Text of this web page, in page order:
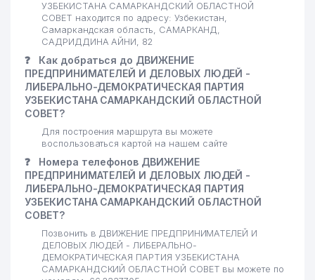
УЗБЕКИСТАНА САМАРКАНДСКИЙ ОБЛАСТНОЙ
СОВЕТ находится по адресу: Узбекистан,
Самаркандская область, САМАРКАНД,
САДРИДДИНА АЙНИ, 82
❓
Как добраться до ДВИЖЕНИЕ
ПРЕДПРИНИМАТЕЛЕЙ И ДЕЛОВЫХ ЛЮДЕЙ -
ЛИБЕРАЛЬНО-ДЕМОКРАТИЧЕСКАЯ ПАРТИЯ
УЗБЕКИСТАНА САМАРКАНДСКИЙ ОБЛАСТНОЙ
СОВЕТ?
Для построения маршрута вы можете
воспользоваться картой на нашем сайте
❓
Номера телефонов ДВИЖЕНИЕ
ПРЕДПРИНИМАТЕЛЕЙ И ДЕЛОВЫХ ЛЮДЕЙ -
ЛИБЕРАЛЬНО-ДЕМОКРАТИЧЕСКАЯ ПАРТИЯ
УЗБЕКИСТАНА САМАРКАНДСКИЙ ОБЛАСТНОЙ
СОВЕТ?
Позвонить в ДВИЖЕНИЕ ПРЕДПРИНИМАТЕЛЕЙ И
ДЕЛОВЫХ ЛЮДЕЙ - ЛИБЕРАЛЬНО-
ДЕМОКРАТИЧЕСКАЯ ПАРТИЯ УЗБЕКИСТАНА
САМАРКАНДСКИЙ ОБЛАСТНОЙ СОВЕТ вы можете по